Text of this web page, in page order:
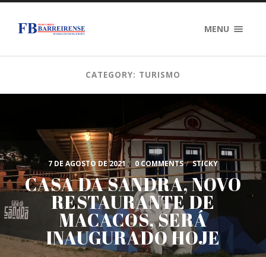
MENU
CATEGORY: TURISMO
7 DE AGOSTO DE 2021 / 0 COMMENTS / STICKY
CASA DA SANDRA, NOVO
RESTAURANTE DE
MACACOS, SERÁ
INAUGURADO HOJE